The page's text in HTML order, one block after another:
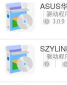
ASUS
用程序
驱动程
3.0.9
驱动程